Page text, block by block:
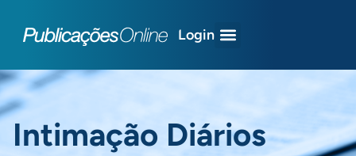
Login
Intimação Diários